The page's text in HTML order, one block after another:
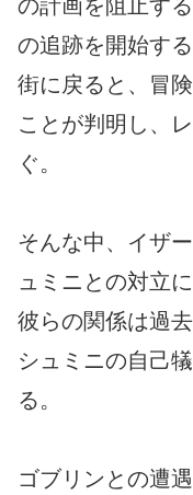
の計画を阻止す
の追跡を開始する
街に戻ると、冒
ことが判明し、
ぐ。
そんな中、イザ
ュミニとの対立
彼らの関係は過
シュミニの自己
る。
ゴブリンとの遭